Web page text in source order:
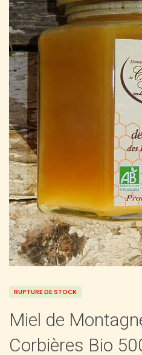
RUPTURE DE STOCK
Miel de
Corbières Bio